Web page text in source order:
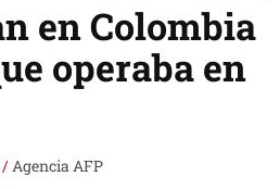
en Colombia
operaba en
/Agencia AFP